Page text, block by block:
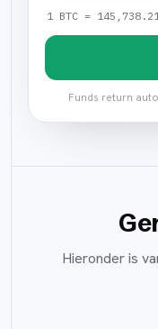
1 BTC =
Funds return
Hieronder is